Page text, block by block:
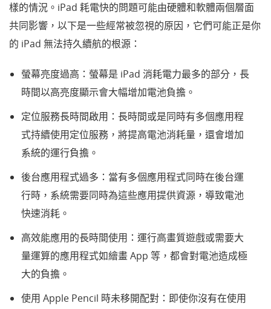
樣的情況。iPad 耗電快的問題可能由硬體和軟體兩個層面
共同影響，以下是一些經常被忽視的原因，它們可能正是你
的 iPad 無法持久續航的根源：
螢幕亮度過高：螢幕是 iPad 消耗電力最多的部分，長
時間以高亮度顯示會大幅增加電池負擔。
定位服務長時間啟用：長時間或是同時有多個應用程
式持續使用定位服務，將提高電池消耗量，還會增加
系統的運行負擔。
後台應用程式過多：當有多個應用程式同時在後台運
行時，系統需要同時為這些應用提供資源，導致電池
快速消耗。
高效能應用的長時間使用：運行高畫質遊戲或需要大
量運算的應用程式如繪畫 App 等，都會對電池造成極
大的負擔。
使用 Apple Pencil 時未移開配對：即使你沒有在使用